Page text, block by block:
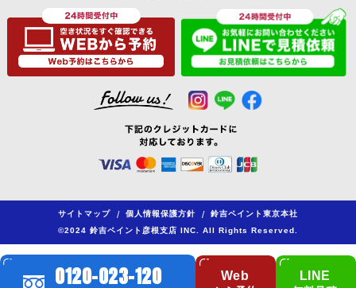
サイトマップ / 個人情報保護方針 /
鈴吉ペイント東京本社
©2024 鈴吉ペイント彦根支店 INC. All Rights Reserved.
0120-023-120 Web LINE